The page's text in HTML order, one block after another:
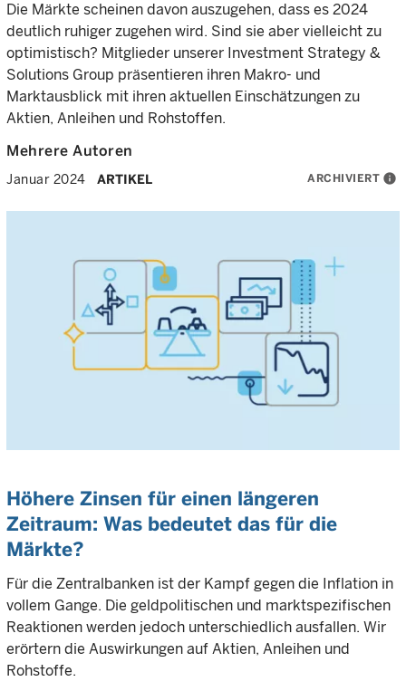
Die Märkte scheinen davon auszugehen, dass es 2024
deutlich ruhiger zugehen wird. Sind sie aber vielleicht zu
optimistisch? Mitglieder unserer Investment Strategy &
Solutions Group präsentieren ihren Makro- und
Marktausblick mit ihren aktuellen Einschätzungen zu
Aktien, Anleihen und Rohstoffen.
Mehrere Autoren
Januar 2024 ARTIKEL ARCHIVIERT info
Höhere Zinsen für einen längeren
Zeitraum: Was bedeutet das für die
Märkte?
Für die Zentralbanken ist der Kampf gegen die Inflation in
vollem Gange. Die geldpolitischen und marktspezifischen
Reaktionen werden jedoch unterschiedlich ausfallen. Wir
erörtern die Auswirkungen auf Aktien, Anleihen und
Rohstoffe.